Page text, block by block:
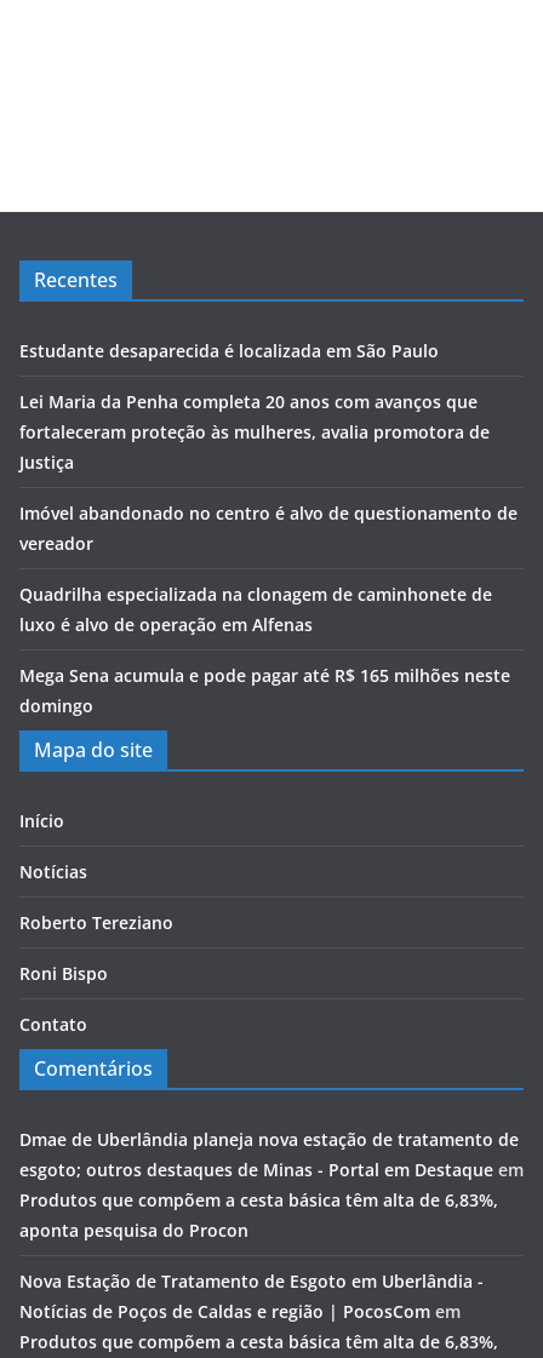
Recentes
Estudante desaparecida é localizada em São Paulo
Lei Maria da Penha completa 20 anos com avanços que
fortaleceram proteção às mulheres, avalia promotora de
Justiça
Imóvel abandonado no centro é alvo de questionamento de
vereador
Quadrilha especializada na clonagem de caminhonete de
luxo é alvo de operação em Alfenas
Mega Sena acumula e pode pagar até R$ 165 milhões neste
domingo
Mapa do site
Início
Notícias
Roberto Tereziano
Roni Bispo
Contato
Comentários
Dmae de Uberlândia planeja nova estação de tratamento de
esgoto; outros destaques de Minas - Portal em Destaque em
Produtos que compõem a cesta básica têm alta de 6,83%,
aponta pesquisa do Procon
Nova Estação de Tratamento de Esgoto em Uberlândia -
Notícias de Poços de Caldas e região | PocosCom em
Produtos que compõem a cesta básica têm alta de 6,83%,